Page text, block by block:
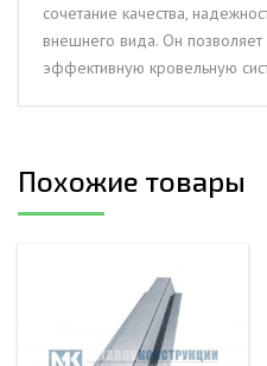
сочетание качества,
внешнего вида. Он
эффективную кровельную
Похожие товары